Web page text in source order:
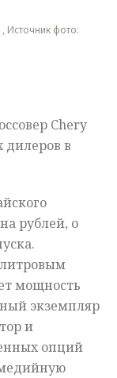
, Источник фото:
Chery
дилеров в
рублей, о
мощность
экземпляр
и
опций